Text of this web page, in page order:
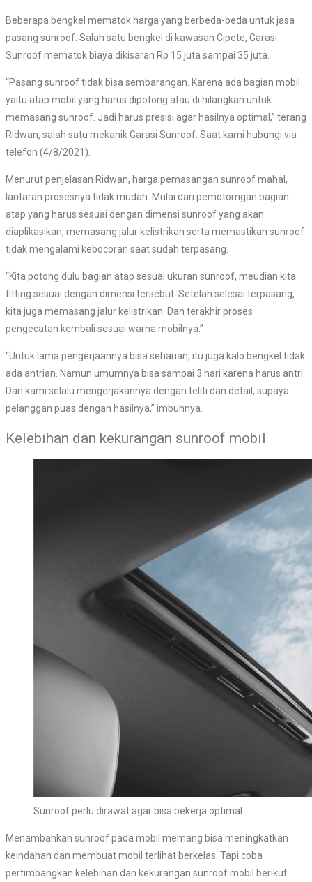
Beberapa bengkel mematok harga yang berbeda-beda untuk jasa
pasang sunroof. Salah satu bengkel di kawasan Cipete, Garasi
Sunroof mematok biaya dikisaran Rp 15 juta sampai 35 juta.
“Pasang sunroof tidak bisa sembarangan. Karena ada bagian mobil
yaitu atap mobil yang harus dipotong atau di hilangkan untuk
memasang sunroof. Jadi harus presisi agar hasilnya optimal,” terang
Ridwan, salah satu mekanik Garasi Sunroof. Saat kami hubungi via
telefon (4/8/2021).
Menurut penjelasan Ridwan, harga pemasangan sunroof mahal,
lantaran prosesnya tidak mudah. Mulai dari pemotorngan bagian
atap yang harus sesuai dengan dimensi sunroof yang akan
diaplikasikan, memasang jalur kelistrikan serta memastikan sunroof
tidak mengalami kebocoran saat sudah terpasang.
“Kita potong dulu bagian atap sesuai ukuran sunroof, meudian kita
fitting sesuai dengan dimensi tersebut. Setelah selesai terpasang,
kita juga memasang jalur kelistrikan. Dan terakhir proses
pengecatan kembali sesuai warna mobilnya.”
“Untuk lama pengerjaannya bisa seharian, itu juga kalo bengkel tidak
ada antrian. Namun umumnya bisa sampai 3 hari karena harus antri.
Dan kami selalu mengerjakannya dengan teliti dan detail, supaya
pelanggan puas dengan hasilnya,” imbuhnya.
Kelebihan dan kekurangan sunroof mobil
Sunroof perlu dirawat agar bisa bekerja optimal
Menambahkan sunroof pada mobil memang bisa meningkatkan
keindahan dan membuat mobil terlihat berkelas. Tapi coba
pertimbangkan kelebihan dan kekurangan sunroof mobil berikut